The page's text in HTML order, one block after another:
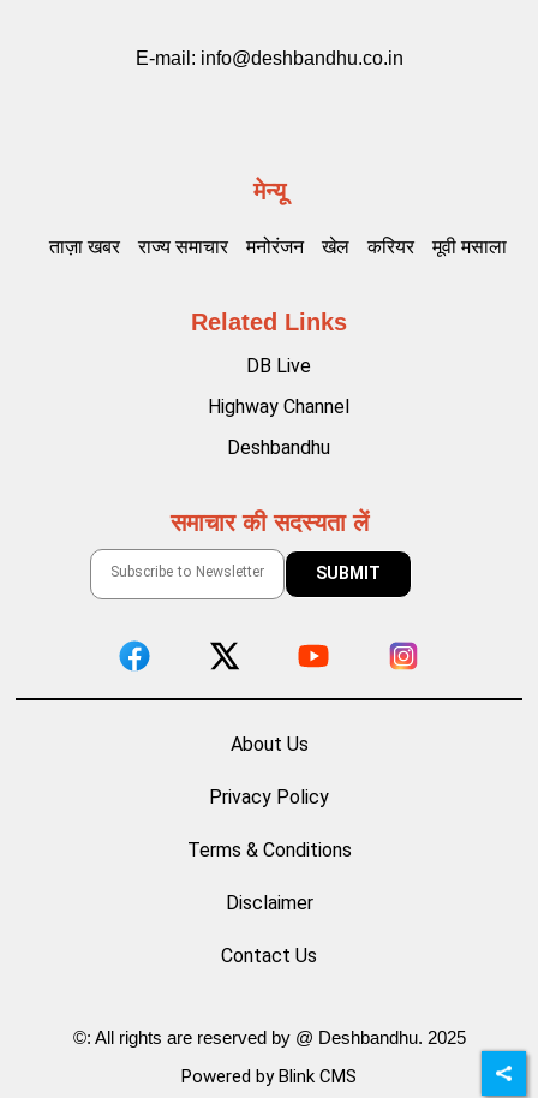
E-mail: info@deshbandhu.co.in
मेन्यू
ताज़ा खबर राज्य समाचार मनोरंजन खेल करियर मूवी मसाला
Related Links
DB Live
Highway Channel
Deshbandhu
समाचार की सदस्यता लें
About Us
Privacy Policy
Terms & Conditions
Disclaimer
Contact Us
©: All rights are reserved by @ Deshbandhu. 2025
Powered by Blink CMS